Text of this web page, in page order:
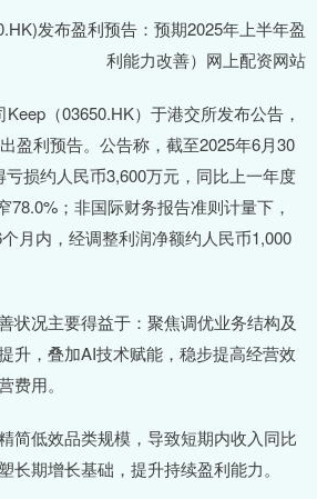
发布盈利预告：预期2025年上半年盈
利能力改善）网上配资网站
（03650.HK）于港交所发布公告，
盈利预告。公告称，截至2025年6月30
损约人民币3,600万元，同比上一年度
78.0%；非国际财务报告准则计量下，
月内，经调整利润净额约人民币1,000
状况主要得益于：聚焦调优业务结构及
升，叠加AI技术赋能，稳步提高经营效
费用。
简低效品类规模，导致短期内收入同比
长期增长基础，提升持续盈利能力。